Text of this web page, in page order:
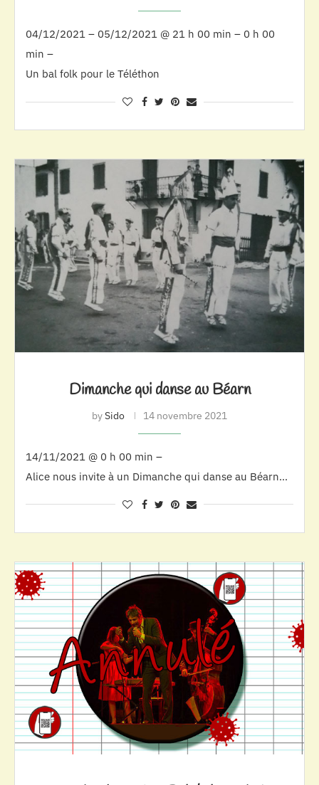
04/12/2021 – 05/12/2021 @ 21 h 00 min – 0 h 00
min –
Un bal folk pour le Téléthon
Dimanche qui danse au Béarn
bySido 14 novembre 2021
14/11/2021 @ 0 h 00 min –
Alice nous invite à un Dimanche qui danse au Béarn…